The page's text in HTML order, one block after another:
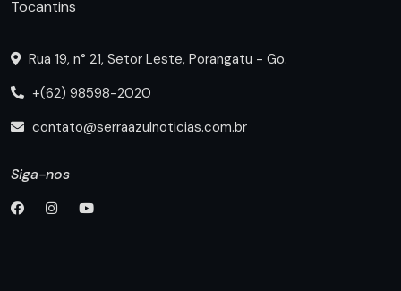
Tocantins
Rua 19, n° 21, Setor Leste, Porangatu - Go.
+(62) 98598-2020
contato@serraazulnoticias.com.br
Siga-nos